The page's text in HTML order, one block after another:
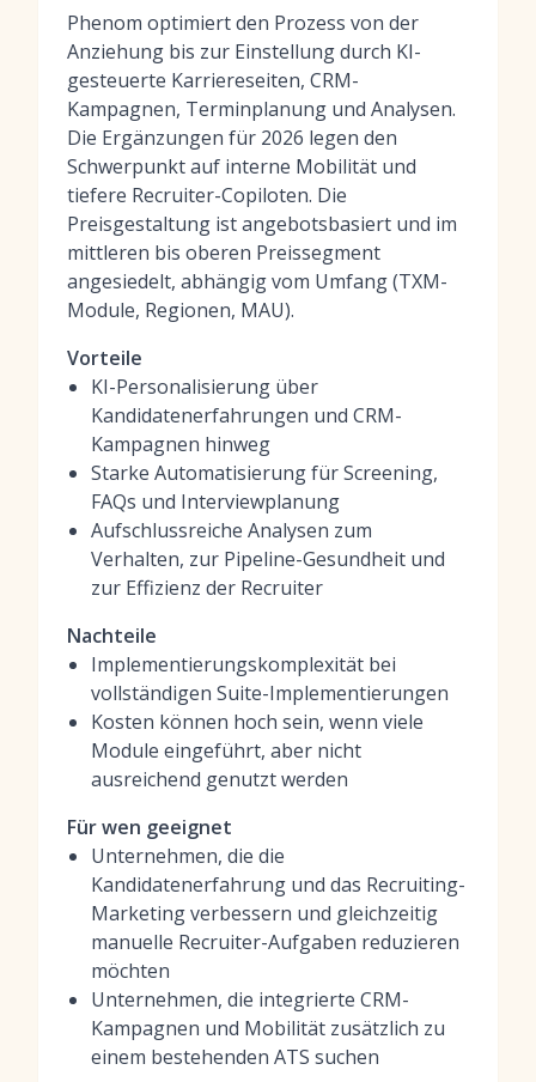
Phenom optimiert den Prozess von der
Anziehung bis zur Einstellung durch KI-
gesteuerte Karriereseiten, CRM-
Kampagnen, Terminplanung und Analysen.
Die Ergänzungen für 2026 legen den
Schwerpunkt auf interne Mobilität und
tiefere Recruiter-Copiloten. Die
Preisgestaltung ist angebotsbasiert und im
mittleren bis oberen Preissegment
angesiedelt, abhängig vom Umfang (TXM-
Module, Regionen, MAU).
Vorteile
KI-Personalisierung über
Kandidatenerfahrungen und CRM-
Kampagnen hinweg
Starke Automatisierung für Screening,
FAQs und Interviewplanung
Aufschlussreiche Analysen zum
Verhalten, zur Pipeline-Gesundheit und
zur Effizienz der Recruiter
Nachteile
Implementierungskomplexität bei
vollständigen Suite-Implementierungen
Kosten können hoch sein, wenn viele
Module eingeführt, aber nicht
ausreichend genutzt werden
Für wen geeignet
Unternehmen, die die
Kandidatenerfahrung und das Recruiting-
Marketing verbessern und gleichzeitig
manuelle Recruiter-Aufgaben reduzieren
möchten
Unternehmen, die integrierte CRM-
Kampagnen und Mobilität zusätzlich zu
einem bestehenden ATS suchen